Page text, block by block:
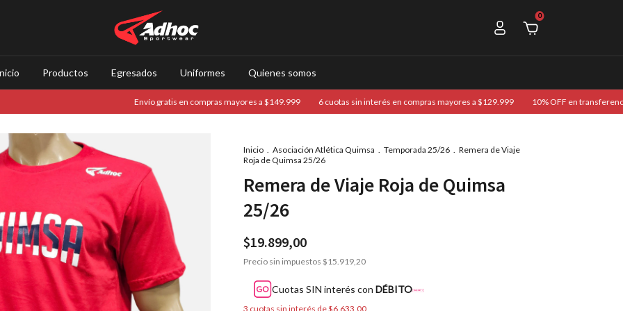
0
Productos Egresados Uniformes Quienes somos
Envío gratis en compras mayores a $149.999 6 cuotas sin interés en compras mayores a $129.999 10% OFF en transferencia | 3
Inicio . Asociación Atlética Quimsa . Temporada 25/26 . Remera de Viaje
Roja de Quimsa 25/26
Remera de Viaje Roja de Quimsa
25/26
$19.899,00
Precio sin impuestos $15.919,20
Cuotas SIN interés conDÉBITO
3 cuotas sin interés de$6.633,00